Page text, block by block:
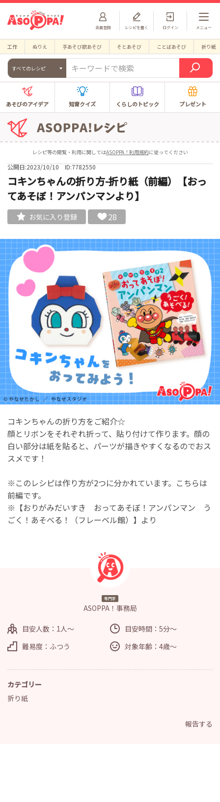
会員登録 ログイン
レシピを書く メニュー
工作 ぬりえ 手あそび歌あそび そとあそび ことばあそび 折り紙
すべてのレシピ
あそびのアイデア 知育クイズ くらしのトピック プレゼント
レシピ等の閲覧・利用に関してはASOPPA！利用規約に従ってください
公開日:2023/10/10 ID:7782550
コキンちゃんの折り方-折り紙（前編）【おっ
てあそぼ！アンパンマンより】
お気に入り登録 28
コキンちゃんの折り方をご紹介☆
顔とリボンをそれぞれ折って、貼り付けて作ります。顔の
白い部分は紙を貼ると、パーツが描きやすくなるのでおス
スメです！
※このレシピは作り方が2つに分かれています。こちらは
前編です。
※【おりがみだいすき おってあそぼ！アンパンマン う
ごく！あそべる！（フレーベル館）】より
専門家
ASOPPA！事務局
目安人数：1人～
目安時間：5分～
難易度：ふつう
対象年齢：4歳～
カテゴリー
折り紙
報告する